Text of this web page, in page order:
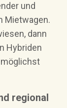
und
Mietwagen.
dann
Hybriden
regional